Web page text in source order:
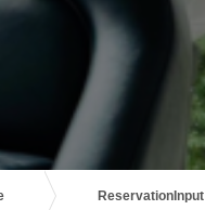
Reservation Input